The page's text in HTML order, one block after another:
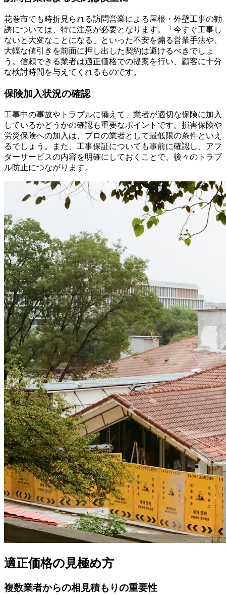
花巻市でも時折見られる訪問営業による屋根・外壁工事の勧
誘については、特に注意が必要となります。「今すぐ工事し
ないと大変なことになる」といった不安を煽る営業手法や、
大幅な値引きを前面に押し出した契約は避けるべきでしょ
う。信頼できる業者は適正価格での提案を行い、顧客に十分
な検討時間を与えてくれるものです。
保険加入状況の確認
工事中の事故やトラブルに備えて、業者が適切な保険に加入
しているかどうかの確認も重要なポイントです。損害保険や
労災保険への加入は、プロの業者として最低限の条件といえ
るでしょう。また、工事保証についても事前に確認し、アフ
ターサービスの内容を明確にしておくことで、後々のトラブ
ル防止につながります。
適正価格の見極め方
複数業者からの相見積もりの重要性